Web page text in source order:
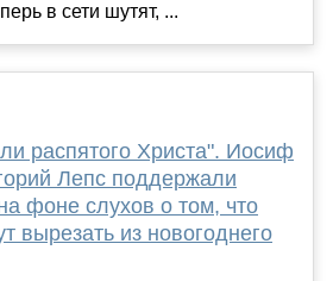
в сети шутят, ...
распятого Христа". Иосиф
Лепс поддержали
фоне слухов о том, что
вырезать из новогоднего